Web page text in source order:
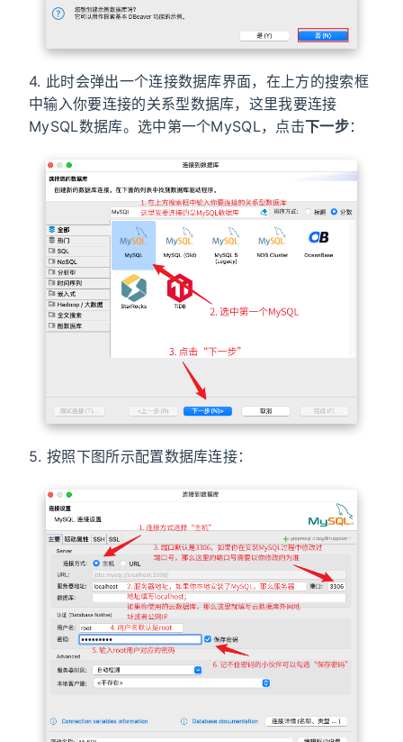
4. 此时会弹出一个连接数据库界面，在上方的搜索框
中输入你要连接的关系型数据库，这里我要连接
MySQL数据库。选中第一个MySQL，点击下一步：
5. 按照下图所示配置数据库连接：